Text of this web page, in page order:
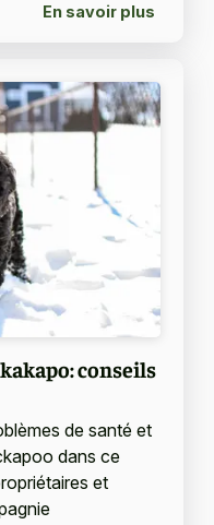
En savoir plus
conseils
de santé et
dans ce
et